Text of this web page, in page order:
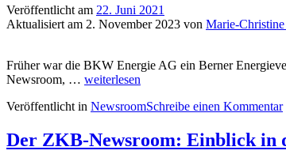
dem
Newsroom
Veröffentlicht am 22. Juni 2021
Aktualisiert am 2. November 2023 von Marie-
Früher war die BKW Energie AG ein Berner
Newsroom, … Der
Newsroom
der
Transformation:
weiterlesen
Veröffentlicht in NewsroomSchreibe einen Kommentar
Der ZKB-Newsroom: Einblick in